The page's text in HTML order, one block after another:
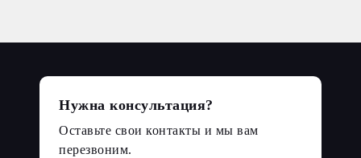
Нужна консультация?
Оставьте свои контакты и мы вам
перезвоним.